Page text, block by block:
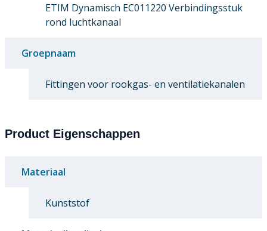
ETIM Dynamisch EC011220 Verbindingsstuk
rond luchtkanaal
Groepnaam
Fittingen voor rookgas- en ventilatiekanalen
Product Eigenschappen
Materiaal
Kunststof